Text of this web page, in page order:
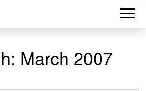
March 2007